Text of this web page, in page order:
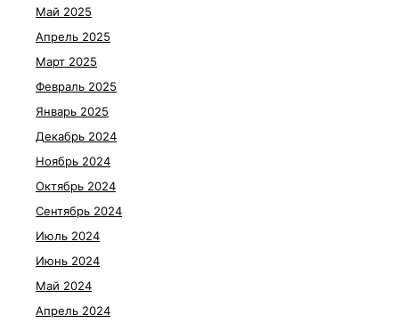
Май 2025
Апрель 2025
Март 2025
Февраль 2025
Январь 2025
Декабрь 2024
Ноябрь 2024
Октябрь 2024
Сентябрь 2024
Июль 2024
Июнь 2024
Май 2024
Апрель 2024